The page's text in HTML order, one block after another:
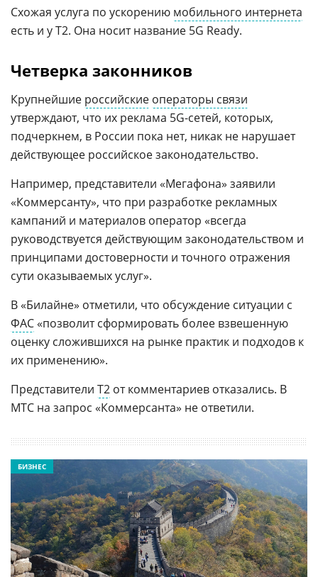
Схожая услуга по ускорению мобильного интернета
есть и у Т2. Она носит название 5G Ready.
Четверка законников
Крупнейшие российские операторы связи
утверждают, что их реклама 5G-сетей, которых,
подчеркнем, в России пока нет, никак не нарушает
действующее российское законодательство.
Например, представители «Мегафона» заявили
«Коммерсанту», что при разработке рекламных
кампаний и материалов оператор «всегда
руководствуется действующим законодательством и
принципами достоверности и точного отражения
сути оказываемых услуг».
В «Билайне» отметили, что обсуждение ситуации с
ФАС «позволит сформировать более взвешенную
оценку сложившихся на рынке практик и подходов к
их применению».
Представители Т2 от комментариев отказались. В
МТС на запрос «Коммерсанта» не ответили.
БИЗНЕС